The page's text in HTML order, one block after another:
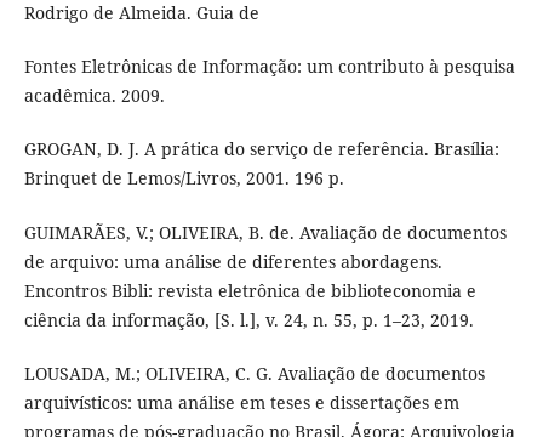
Rodrigo de Almeida. Guia de
Fontes Eletrônicas de Informação: um contributo à pesquisa
acadêmica. 2009.
GROGAN, D. J. A prática do serviço de referência. Brasília:
Brinquet de Lemos/Livros, 2001. 196 p.
GUIMARÃES, V.; OLIVEIRA, B. de. Avaliação de documentos
de arquivo: uma análise de diferentes abordagens.
Encontros Bibli: revista eletrônica de biblioteconomia e
ciência da informação, [S. l.], v. 24, n. 55, p. 1–23, 2019.
LOUSADA, M.; OLIVEIRA, C. G. Avaliação de documentos
arquivísticos: uma análise em teses e dissertações em
programas de pós-graduação no Brasil. Ágora: Arquivologia